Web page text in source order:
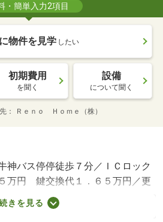
・簡単入力2項目
物件を見学 したい
初期費用
を聞く
設備
について聞く
Ｒｅｎｏ Ｈｏｍｅ（株）
神バス停停徒歩７分／ＩＣロック
万円 鍵交換代１．６５万円／更
月分 室内清掃費用 ７１５００
／保証会社利用必：機関保証加
きを見る